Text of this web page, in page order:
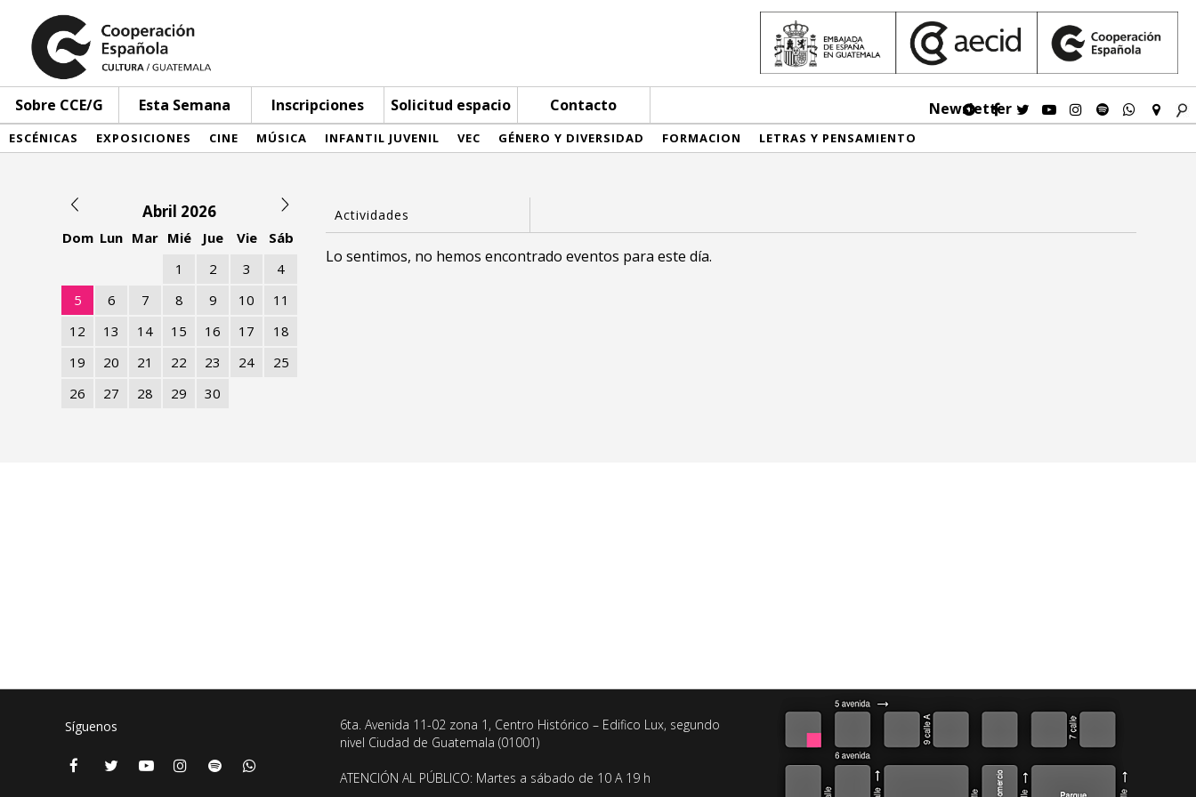
Sobre CCE/G Esta Semana Inscripciones Solicitud espacio Contacto Newsletter
ESCÉNICAS EXPOSICIONES CINE MÚSICA INFANTIL JUVENIL VEC GÉNERO Y DIVERSIDAD FORMACION LETRAS Y PENSAMIENTO
Abril 2026
Dom Lun Mar Mié Jue Vie
Sáb
1
2 3
4
5
6 7 8 9 10
11
12
13 14 15 16 17
18
19
20 21 22 23 24
25
26
27 28 29 30
Lo sentimos, no hemos encontrado eventos para este día.
Síguenos
6ta. Avenida 11-02 zona 1, Centro Histórico – Edifico Lux, segundo
nivel Ciudad de Guatemala (01001)
ATENCIÓN AL PÚBLICO: Martes a sábado de 10 A 19 h